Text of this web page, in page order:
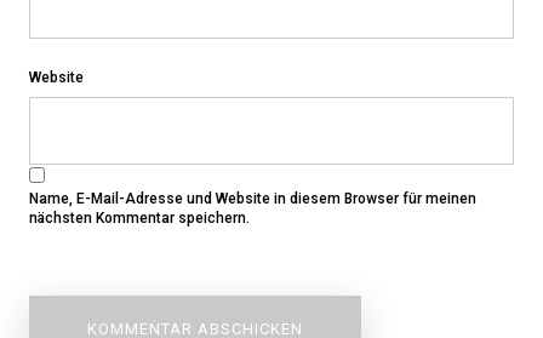
Website
Name, E-Mail-Adresse und Website in diesem Browser für meinen
nächsten Kommentar speichern.